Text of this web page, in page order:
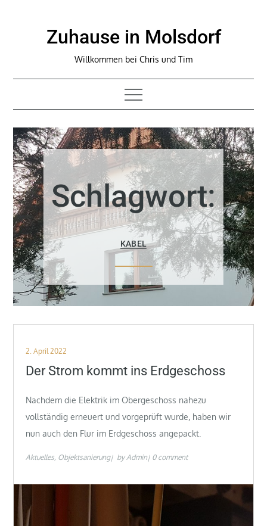
Zuhause in Molsdorf
Willkommen bei Chris und Tim
Schlagwort:
KABEL
Posted
on
2. April 2022
Der Strom kommt ins Erdgeschoss
Nachdem die Elektrik im Obergeschoss nahezu
vollständig erneuert und vorgeprüft wurde, haben wir
nun auch den Flur im Erdgeschoss angepackt.
Aktuelles Objektsanierung byAdmin 0 comment